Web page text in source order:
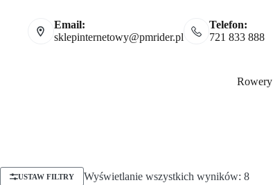
Email:
sklepinternetowy@pmrider.pl
Telefon:
721 833 888
Rowery
USTAW FILTRY Wyświetlanie wszystkich wyników: 8